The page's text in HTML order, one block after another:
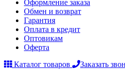
Оформление заказа
Обмен и возврат
Гарантия
Оплата в кредит
Оптовикам
Оферта
Каталог товаров
Заказать